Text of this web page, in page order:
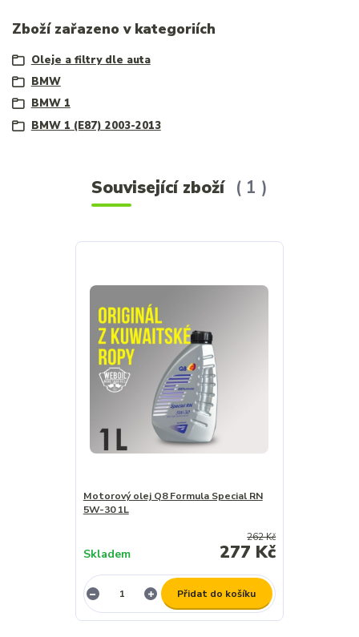
Zboží zařazeno v kategoriích
Oleje a filtry dle auta
BMW
BMW 1
BMW 1 (E87) 2003-2013
Související zboží 1
Motorový olej Q8 Formula Special RN
5W-30 1L
262 Kč
277 Kč
Skladem
Přidat do košíku